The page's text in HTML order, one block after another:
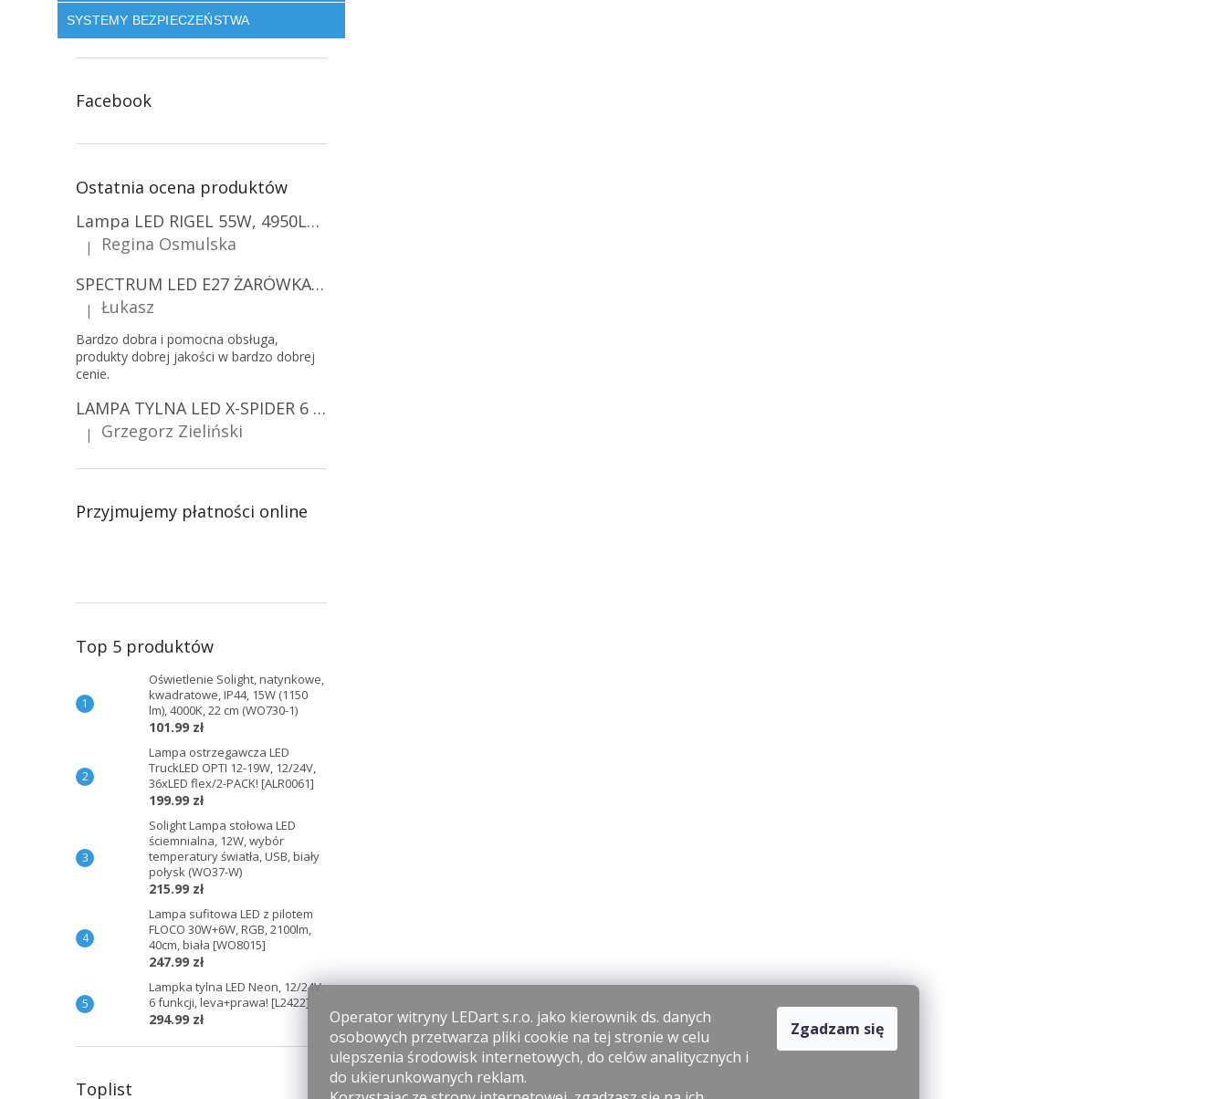
Operator witryny LEDart s.r.o. jako kierownik ds. danych
osobowych przetwarza pliki cookie na tej stronie w celu
ulepszenia środowisk internetowych, do celów analitycznych i
do ukierunkowanych reklam.
Zgadzam się
SYSTEMY BEZPIECZEŃSTWA
Facebook
Ostatnia ocena produktów
Lampa LED RIGEL 55W, 4950LM, E27, 6500K [WL-10]
Ocena produktu to 5 na 5 gwiazdek.
|
Regina Osmulska
SPECTRUM LED E27 ŻARÓWKA LED 9W, A60/10-PACK!
Ocena produktu to 5 na 5 gwiazdek.
| Łukasz
Bardzo dobra i pomocna obsługa,
produkty dobrej jakości w bardzo dobrej
cenie.
LAMPA TYLNA LED X-SPIDER 6 FUNKCJI, R10, R148, R150, IP67, MOCOWANIE NA ŚRUBY [L2425]
Ocena produktu to 5 na 5 gwiazdek.
| Grzegorz Zieliński
Przyjmujemy płatności online
Top 5 produktów
Oświetlenie Solight, natynkowe,
kwadratowe, IP44, 15W (1150
lm), 4000K, 22 cm (WO730-1)
101.99 zł
Lampa ostrzegawcza LED
TruckLED OPTI 12-19W, 12/24V,
36xLED flex/2-PACK! [ALR0061]
199.99 zł
Solight Lampa stołowa LED
ściemnialna, 12W, wybór
temperatury światła, USB, biały
połysk (WO37-W)
215.99 zł
Lampa sufitowa LED z pilotem
FLOCO 30W+6W, RGB, 2100lm,
40cm, biała [WO8015]
247.99 zł
Lampka tylna LED Neon, 12/24V,
6 funkcji, leva+prawa! [L2422]
294.99 zł
Toplist